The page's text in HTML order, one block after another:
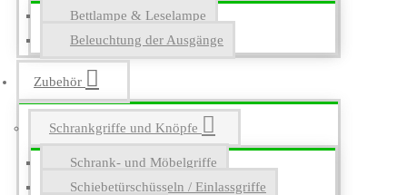
Bettlampe & Leselampe
Beleuchtung der Ausgänge
Zubehör
Schrankgriffe und Knöpfe
Schrank- und Möbelgriffe
Schiebetürschüsseln / Einlassgriffe